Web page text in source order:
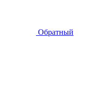
Обратный